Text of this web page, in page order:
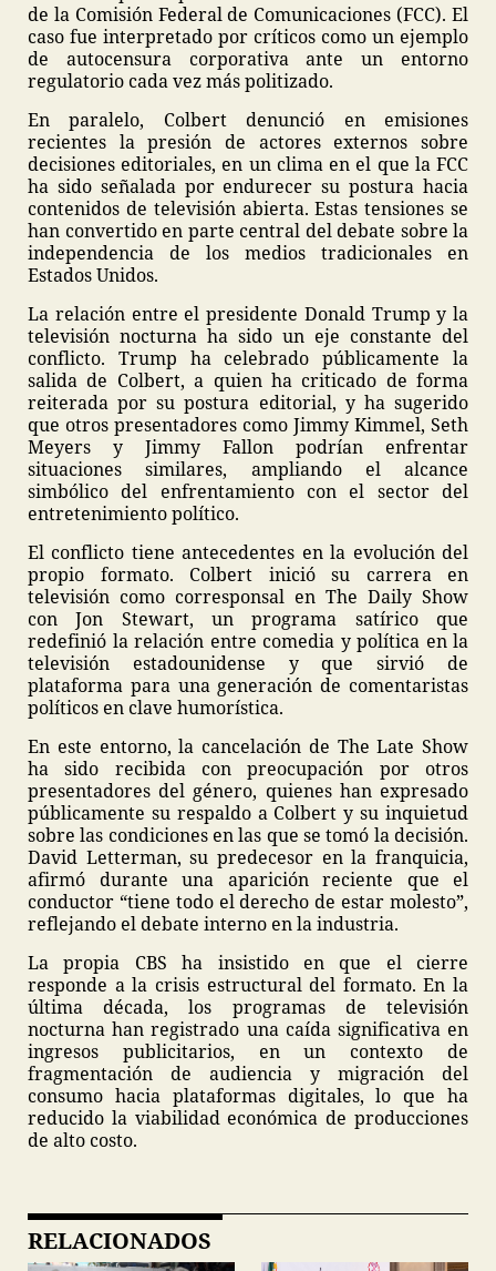
de la Comisión Federal de Comunicaciones (FCC). El
caso fue interpretado por críticos como un ejemplo
de autocensura corporativa ante un entorno
regulatorio cada vez más politizado.
En paralelo, Colbert denunció en emisiones
recientes la presión de actores externos sobre
decisiones editoriales, en un clima en el que la FCC
ha sido señalada por endurecer su postura hacia
contenidos de televisión abierta. Estas tensiones se
han convertido en parte central del debate sobre la
independencia de los medios tradicionales en
Estados Unidos.
La relación entre el presidente Donald Trump y la
televisión nocturna ha sido un eje constante del
conflicto. Trump ha celebrado públicamente la
salida de Colbert, a quien ha criticado de forma
reiterada por su postura editorial, y ha sugerido
que otros presentadores como Jimmy Kimmel, Seth
Meyers y Jimmy Fallon podrían enfrentar
situaciones similares, ampliando el alcance
simbólico del enfrentamiento con el sector del
entretenimiento político.
El conflicto tiene antecedentes en la evolución del
propio formato. Colbert inició su carrera en
televisión como corresponsal en The Daily Show
con Jon Stewart, un programa satírico que
redefinió la relación entre comedia y política en la
televisión estadounidense y que sirvió de
plataforma para una generación de comentaristas
políticos en clave humorística.
En este entorno, la cancelación de The Late Show
ha sido recibida con preocupación por otros
presentadores del género, quienes han expresado
públicamente su respaldo a Colbert y su inquietud
sobre las condiciones en las que se tomó la decisión.
David Letterman, su predecesor en la franquicia,
afirmó durante una aparición reciente que el
conductor “tiene todo el derecho de estar molesto”,
reflejando el debate interno en la industria.
La propia CBS ha insistido en que el cierre
responde a la crisis estructural del formato. En la
última década, los programas de televisión
nocturna han registrado una caída significativa en
ingresos publicitarios, en un contexto de
fragmentación de audiencia y migración del
consumo hacia plataformas digitales, lo que ha
reducido la viabilidad económica de producciones
de alto costo.
RELACIONADOS